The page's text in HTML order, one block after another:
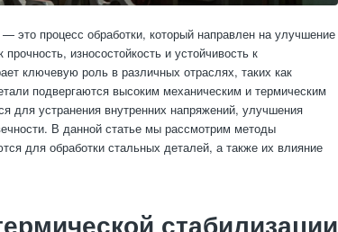
это процесс обработки, который направлен на улучшение
износостойкость и устойчивость к
ключевую роль в различных отраслях, таких как
подвергаются высоким механическим и термическим
для устранения внутренних напряжений, улучшения
В данной статье мы рассмотрим методы
для обработки стальных деталей, а также их влияние
стабилизации